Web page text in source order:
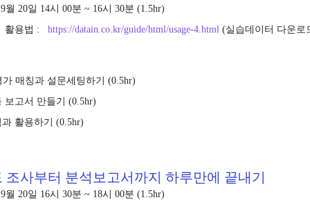
월 20일 14시 00분 ~ 16시 30분 (1.5hr)
활용법 :
https://datain.co.kr/guide/html/usage-4.html (실습데이터 다운로
매칭과 설문세팅하기 (0.5hr)
보고서 만들기 (0.5hr)
활용하기 (0.5hr)
사부터 분석보고서까지 하루만에 끝내기
월 20일 16시 30분 ~ 18시 00분 (1.5hr)